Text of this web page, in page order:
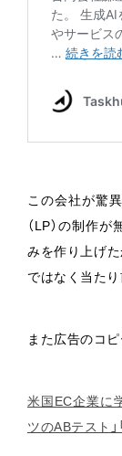
この会社が驚
（LP）の制作
みを作り上げ
ではなく当た
また広告のコ
米国EC企業に
ツのABテスト